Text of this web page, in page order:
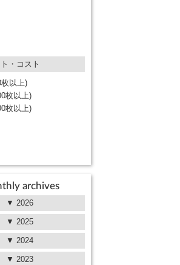
・コスト
以上)
枚以上)
枚以上)
archives
2026
2025
2024
2023